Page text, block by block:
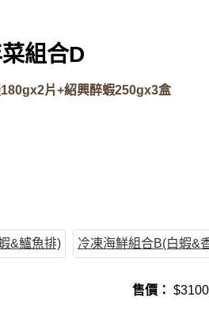
組合D
片+紹興醉蝦250gx3盒
&鱸魚排) 冷凍海鮮組合B(白蝦&
售價： $3100